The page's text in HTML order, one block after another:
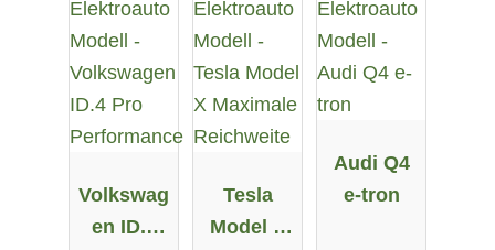
Volkswag
en ID.4
Tesla
Model X
Audi Q4
e-tron